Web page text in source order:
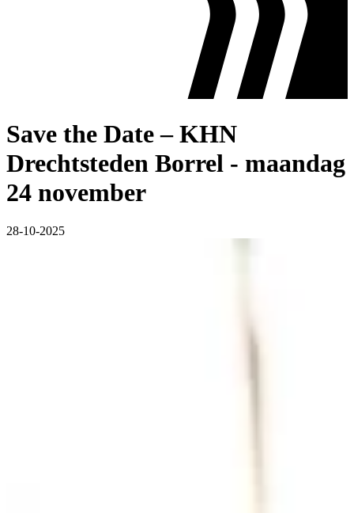
Save the Date – KHN
Drechtsteden Borrel - maandag
24 november
28-10-2025